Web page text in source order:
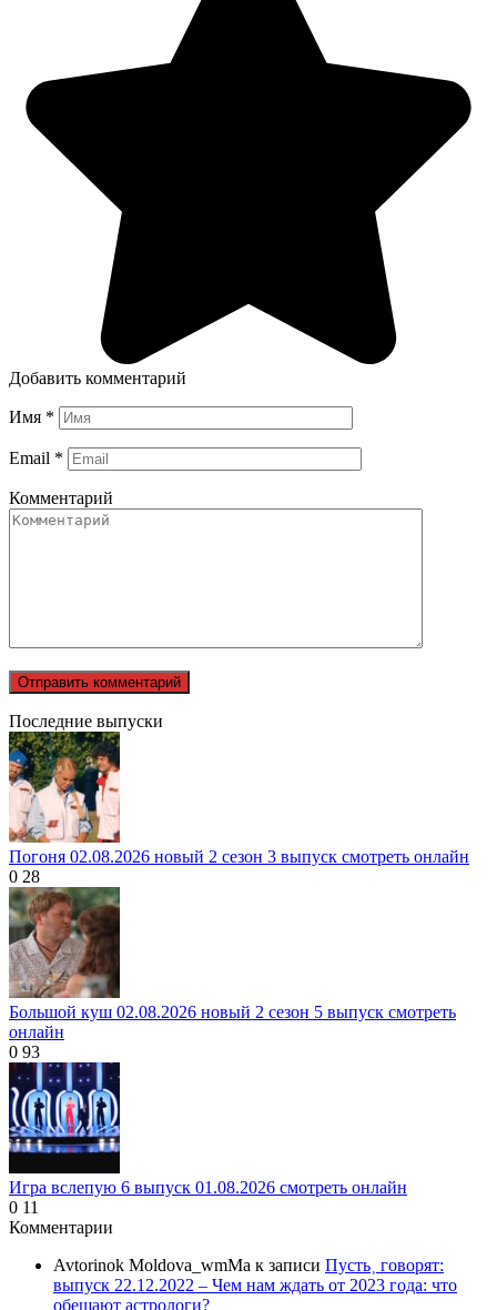
Добавить комментарий
Имя *
Email *
Комментарий
Последние выпуски
Погоня 02.08.2026 новый 2 сезон 3 выпуск смотреть онлайн
0 28
Большой куш 02.08.2026 новый 2 сезон 5 выпуск смотреть
онлайн
0 93
Игра вслепую 6 выпуск 01.08.2026 смотреть онлайн
0 11
Комментарии
Avtorinok Moldova_wmMa к записи Пусть˲ говорят:
выпуск 22.12.2022 – Чем нам ждать от 2023 года: что
обещают астрологи?